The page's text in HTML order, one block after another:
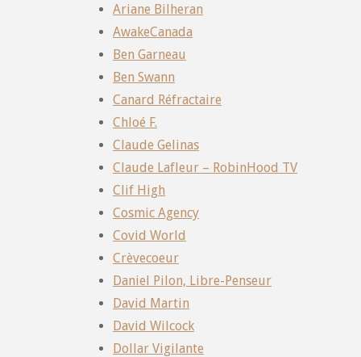
Ariane Bilheran
AwakeCanada
Ben Garneau
Ben Swann
Canard Réfractaire
Chloé F.
Claude Gelinas
Claude Lafleur – RobinHood TV
Clif High
Cosmic Agency
Covid World
Crèvecoeur
Daniel Pilon, Libre-Penseur
David Martin
David Wilcock
Dollar Vigilante